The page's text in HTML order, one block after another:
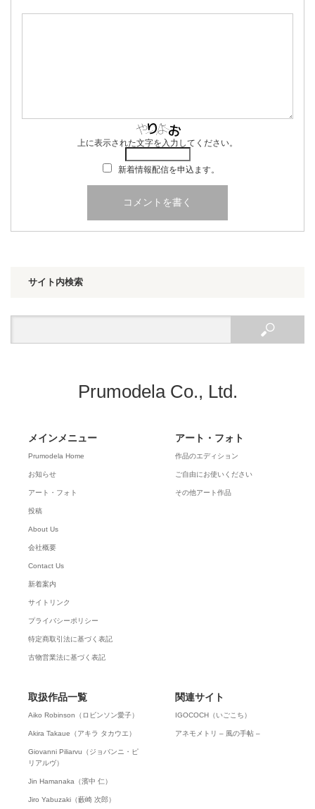
上に表示された文字を入力してください。
新着情報配信を申込ます。
サイト内検索
Prumodela Co., Ltd.
メインメニュー
Prumodela Home
お知らせ
アート・フォト
投稿
About Us
会社概要
Contact Us
新着案内
サイトリンク
プライバシーポリシー
特定商取引法に基づく表記
古物営業法に基づく表記
アート・フォト
作品のエディション
ご自由にお使いください
その他アート作品
取扱作品一覧
Aiko Robinson（ロビンソン愛子）
Akira Takaue（アキラ タカウエ）
Giovanni Piliarvu（ジョバンニ・ピ
リアルヴ）
Jin Hamanaka（濱中 仁）
Jiro Yabuzaki（藪崎 次郎）
関連サイト
IGOCOCH（いごこち）
アネモメトリ – 風の手帖 –